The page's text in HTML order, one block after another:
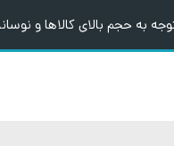
به حجم بالای کالاها و